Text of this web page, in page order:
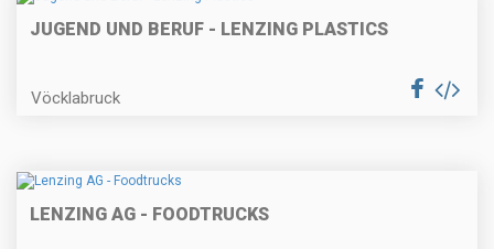
JUGEND UND BERUF - LENZING PLASTICS
Vöcklabruck
LENZING AG - FOODTRUCKS